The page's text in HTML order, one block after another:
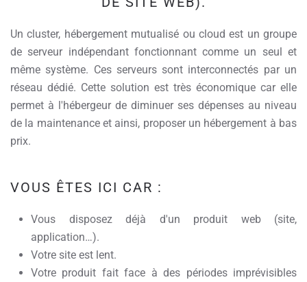
Un cluster, hébergement mutualisé ou cloud est un groupe
de serveur indépendant fonctionnant comme un seul et
même système. Ces serveurs sont interconnectés par un
réseau dédié. Cette solution est très économique car elle
permet à l'hébergeur de diminuer ses dépenses au niveau
de la maintenance et ainsi, proposer un hébergement à bas
prix.
VOUS ÊTES ICI CAR :
Vous disposez déjà d'un produit web (site,
application…).
Votre site est lent.
Votre produit fait face à des périodes imprévisibles